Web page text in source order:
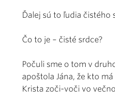
Ďalej sú to ľudia čistého
Čo to je – čisté srdce?
Počuli sme o tom v
apoštola Jána, že kto
Krista zoči-voči vo